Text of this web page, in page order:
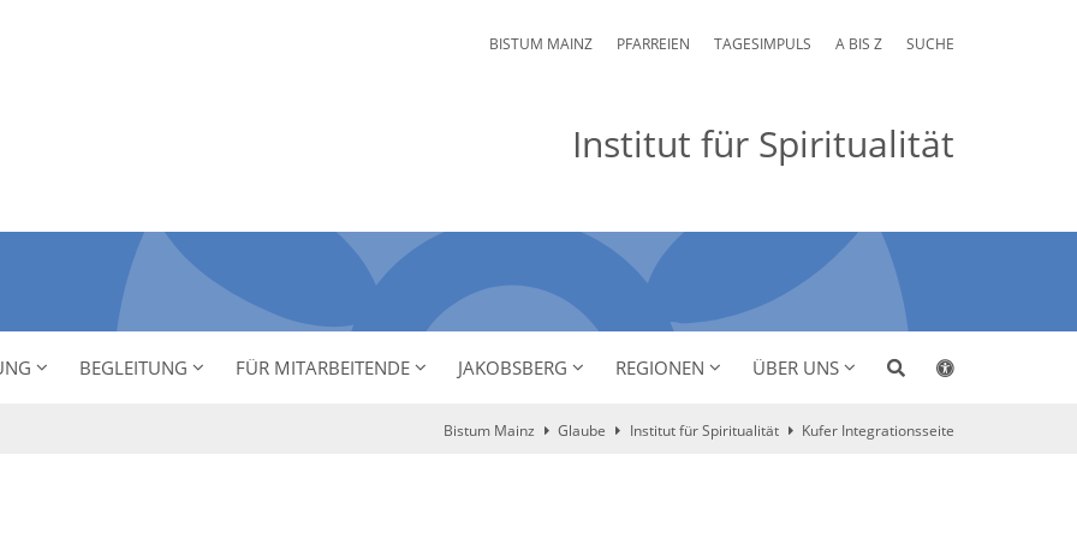
BISTUM MAINZ PFARREIEN TAGESIMPULS A BIS Z SUCHE
Institut für Spiritualität
BEGLEITUNG FÜR MITARBEITENDE JAKOBSBERG REGIONEN ÜBER UNS
Bistum Mainz Glaube Institut für Spiritualität Kufer Integrationsseite